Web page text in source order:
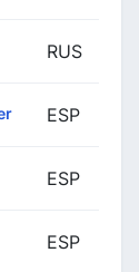
RUS
ESP
ESP
ESP